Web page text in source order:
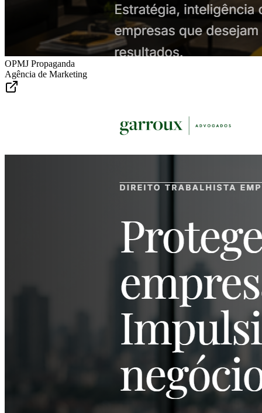
OPMJ Propaganda
Agência de Marketing